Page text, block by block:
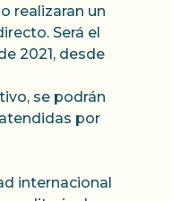
realizaran un
Será el
2021, desde
se podrán
por
internacional